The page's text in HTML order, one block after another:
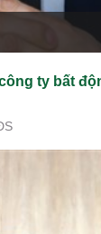
ty bất